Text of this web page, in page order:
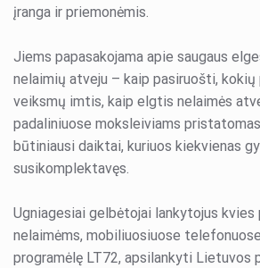
įranga ir priemonėmis.
Jiems papasakojama apie saugaus
nelaimių atveju – kaip pasiruošti, kokių
veiksmų imtis, kaip elgtis nelaimės
padaliniuose moksleiviams
būtiniausi daiktai, kuriuos kiekvienas
susikomplektavęs.
Ugniagesiai gelbėtojai lankytojus
nelaimėms, mobiliuosiuose
programėlę LT72, apsilankyti Lietuvos